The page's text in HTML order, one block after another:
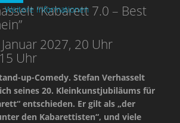
“Kabarett 7.0 – Best
2027, 20 Uhr
Uhr
up-Comedy. Stefan Verhasselt
seines 20. Kleinkunstjubiläums für
entschieden. Er gilt als „der
den Kabarettisten“, und viele
Weitere Informationen